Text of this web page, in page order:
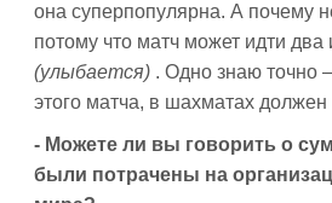
она суперпопулярна. А почему
потому что матч может идти два
(улыбается) . Одно знаю точно
этого матча, в шахматах должен
- Можете ли вы говорить о
были потрачены на